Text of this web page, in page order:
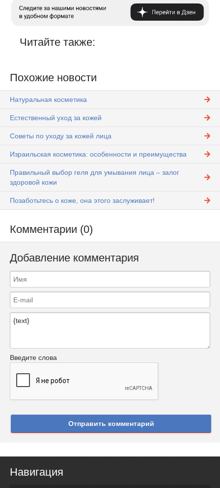
Читайте также:
Похожие новости
Натуральная косметика
Естественный уход за кожей
Советы по уходу за кожей лица
Израильская косметика: особенности и преимущества
Правильный выбор геля для умывания лица – залог
здоровой кожи
Позаботьтесь о коже, она этого заслуживает!
Комментарии (0)
Добавление комментария
Введите слова
Отправить комментарий
Навигация